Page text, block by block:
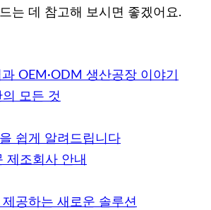
는 데 참고해 보시면 좋겠어요.
OEM·ODM 생산공장 이야기
모든 것
쉽게 알려드립니다
제조회사 안내
공하는 새로운 솔루션